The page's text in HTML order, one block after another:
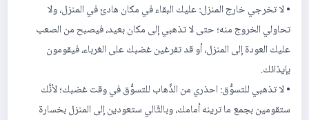
• لا تخرجي خارج المنزل: عليك البقاء في مكان هادئ في المنزل، ولا
تحاولي الخروج منه؛ حتى لا تذهبي إلى مكان بعيد، فيصبح من الصعب
عليك العودة إلى المنزل، أو قد تفرغين غضبك على الغرباء، فيقومون
بإيذائك.
• لا تذهبي للتسوُّق: احذري من الذَّهاب للتسوُّق في وقت غضبك؛ لأنَّك
ستقومين بجمع ما ترينه أمامك، وبالتَّالي ستعودين إلى المنزل بخسارة